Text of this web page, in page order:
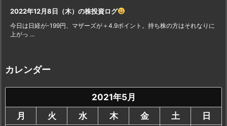
2022年12月8日（木）の株投資ログ
今日は日経が-199円、マザーズが＋4.9ポイント。持ち株の方はそれなりに
上がっ ...
カレンダー
2021年5月
月
火 水 木 金 土
日